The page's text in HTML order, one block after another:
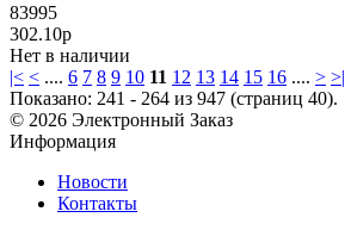
83995
302.10р
Нет в наличии
|< < .... 6 7 8 9 10 11 12 13 14 15 16 .... > >|
Показано: 241 - 264 из 947 (страниц 40).
© 2026 Электронный Заказ
Информация
Новости
Контакты